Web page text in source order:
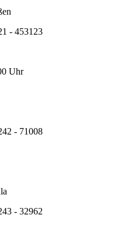
- 453123
Uhr
- 71008
- 32962